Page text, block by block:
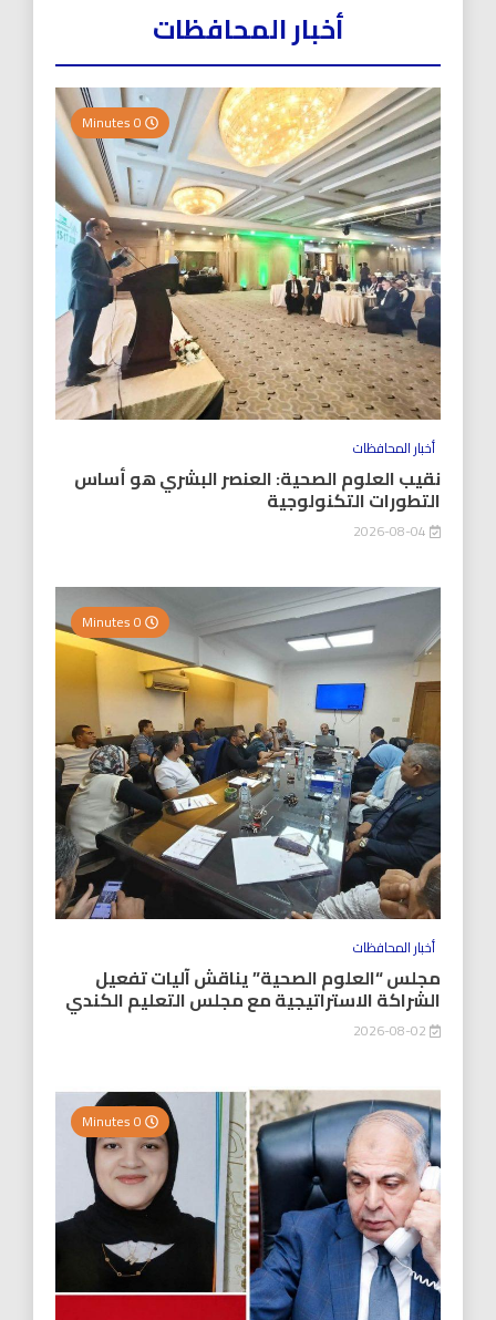
أخبار المحافظات
أخبار المحافظات
نقيب العلوم الصحية: العنصر البشري هو أساس
التطورات التكنولوجية
أخبار المحافظات
مجلس “العلوم الصحية” يناقش آليات تفعيل
الشراكة الاستراتيجية مع مجلس التعليم الكندي